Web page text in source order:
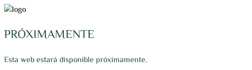
PRÓXIMAMENTE
Esta web estará disponible próximamente.